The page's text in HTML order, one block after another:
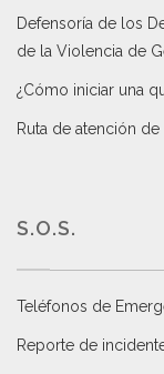
Defensoría de los
de la Violencia de
¿Cómo iniciar una
Ruta de atención
S.O.S.
Teléfonos de
Reporte de